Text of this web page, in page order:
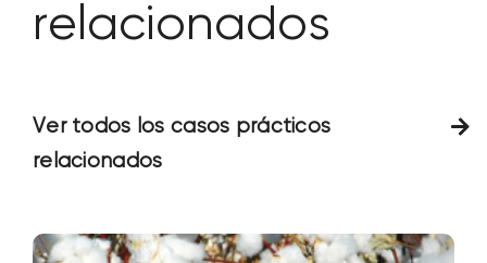
relacionados
Ver todos los casos prácticos
relacionados